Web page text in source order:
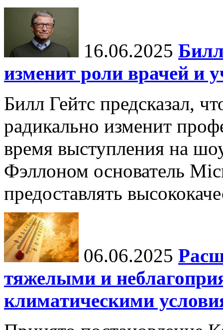
16.06.2025
изменит роли врачей и
Билл Гейтс предсказал,
радикально изменит
время выступления на
Фэллоном основатель
предоставлять
06.06.2025
тяжелыми и
климатическими